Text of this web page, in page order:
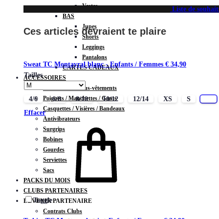
Vestes
BAS
Jupes
Shorts
Leggings
Pantalons
CARTES CADEAUX
ACCESSOIRES
Chaussettes / Sous-vêtements
Poignets / Manchettes / Gants
Casquettes / Visières / Bandeaux
Antivibrateurs
Surgrips
Bobines
Gourdes
Serviettes
Sacs
PACKS DU MOIS
CLUBS PARTENAIRES
DEVENIR PARTENAIRE
Contrats Clubs
Liste de
Ces articles devraient te plaire
Sweat TC Montayral blanc - Enfants / Femmes € 34,90
Tailles
4/6 6/8 8/10 10/12 12/14 XS S
Effacer
Toggle